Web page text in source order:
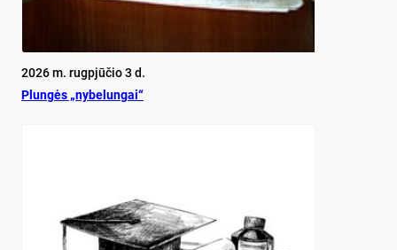
2026 m. rugpjūčio 3 d.
Plun­gės „ny­be­lun­gai“